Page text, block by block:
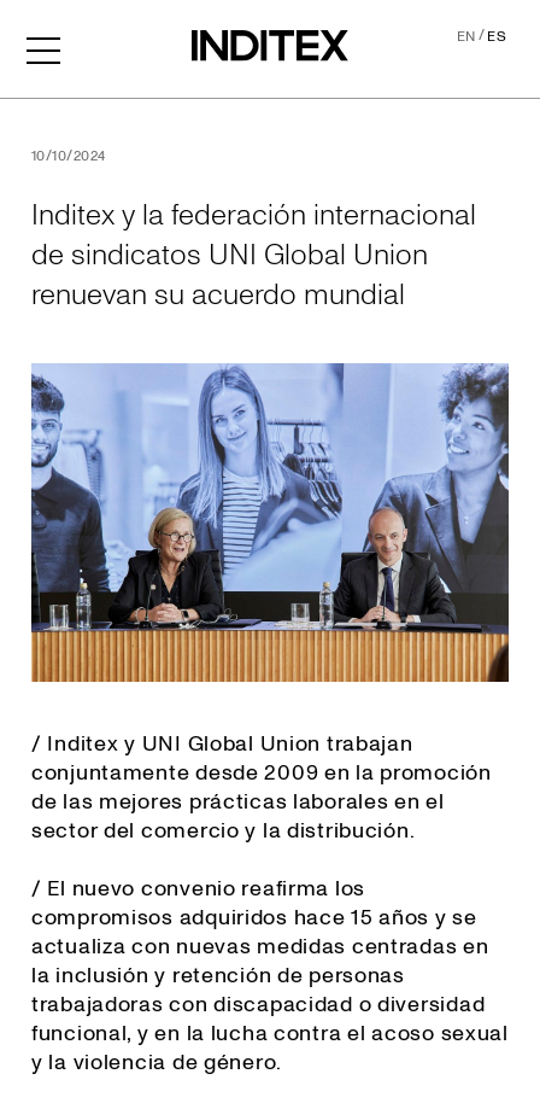
EN/ES
10/10/2024
Inditex y la federación internacional
de sindicatos UNI Global Union
renuevan su acuerdo mundial
/ Inditex y UNI Global Union trabajan
conjuntamente desde 2009 en la promoción
de las mejores prácticas laborales en el
sector del comercio y la distribución.
/ El nuevo convenio reafirma los
compromisos adquiridos hace 15 años y se
actualiza con nuevas medidas centradas en
la inclusión y retención de personas
trabajadoras con discapacidad o diversidad
funcional, y en la lucha contra el acoso sexual
y la violencia de género.